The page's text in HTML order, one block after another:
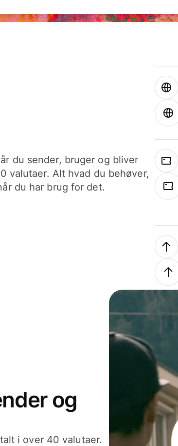
du sender, bruger og bliver
valutaer. Alt hvad du behøver,
du har brug for det.
og
i over 40 valutaer.